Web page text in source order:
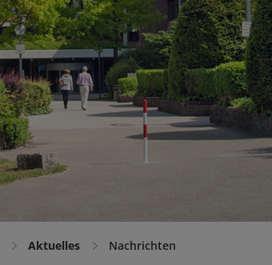
Aktuelles Nachrichten